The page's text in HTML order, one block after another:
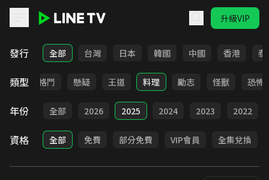
升級VIP
LINE TV - 動畫
發行 全部 台灣 日本 韓國 中國 香港 泰
類型
日常 格鬥 懸疑 王道 料理 勵志 怪獸 恐怖
年份 全部 2026 2025 2024 2023 2022
資格 全部 免費 部分免費 VIP會員 全集兌換